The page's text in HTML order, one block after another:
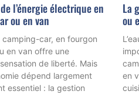
l’énergie électrique en
ou en van
camping-car, en fourgon
en van offre une
de liberté. Mais
dépend largement
essentiel : la gestion
La
ou
en